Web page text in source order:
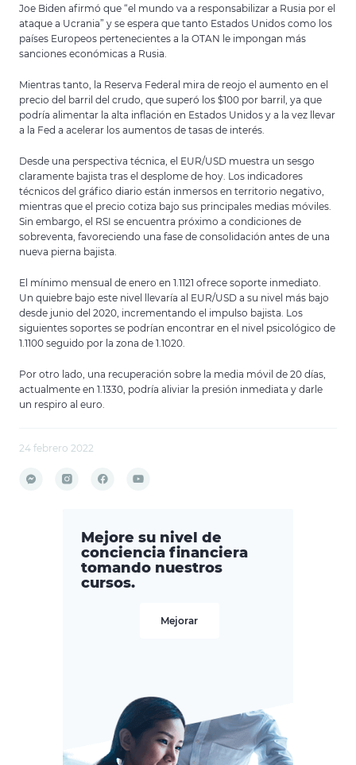
Joe Biden afirmó que “el mundo va a responsabilizar a Rusia por el
ataque a Ucrania” y se espera que tanto Estados Unidos como los
países Europeos pertenecientes a la OTAN le impongan más
sanciones económicas a Rusia.
Mientras tanto, la Reserva Federal mira de reojo el aumento en el
precio del barril del crudo, que superó los $100 por barril, ya que
podría alimentar la alta inflación en Estados Unidos y a la vez llevar
a la Fed a acelerar los aumentos de tasas de interés.
Desde una perspectiva técnica, el EUR/USD muestra un sesgo
claramente bajista tras el desplome de hoy. Los indicadores
técnicos del gráfico diario están inmersos en territorio negativo,
mientras que el precio cotiza bajo sus principales medias móviles.
Sin embargo, el RSI se encuentra próximo a condiciones de
sobreventa, favoreciendo una fase de consolidación antes de una
nueva pierna bajista.
El mínimo mensual de enero en 1.1121 ofrece soporte inmediato.
Un quiebre bajo este nivel llevaría al EUR/USD a su nivel más bajo
desde junio del 2020, incrementando el impulso bajista. Los
siguientes soportes se podrían encontrar en el nivel psicológico de
1.1100 seguido por la zona de 1.1020.
Por otro lado, una recuperación sobre la media móvil de 20 días,
actualmente en 1.1330, podría aliviar la presión inmediata y darle
un respiro al euro.
24 febrero 2022
Mejore su nivel de
conciencia financiera
tomando nuestros
cursos.
Mejorar